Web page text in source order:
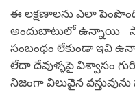
ఈ లక్షణాలను ఎలా
అందుబాటులో ఉన్నాయి -
సంబంధం లేకుండా ఇవి
లేదా దేవుళ్ళపై విశ్వాసం
నిజంగా విలువైన వస్తువును